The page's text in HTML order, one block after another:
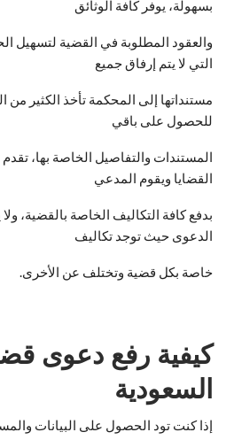
بسهولة، يوفر كافة الوثائق
والعقود المطلوبة في القضية لتسهيل
التي لا يتم إرفاق جميع
مستنداتها إلى المحكمة تأخذ الكثير من
للحصول على باقي
المستندات والتفاصيل الخاصة بها،
القضايا ويقوم المدعي
بدفع كافة التكاليف الخاصة بالقضية،
الدعوى حيث توجد تكاليف
خاصة بكل قضية وتختلف عن الأخرى.
كيفية رفع دعوى
السعودية
إذا كنت تود الحصول على البيانات